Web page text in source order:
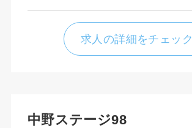
求人の詳細をチェック
中野ステージ98